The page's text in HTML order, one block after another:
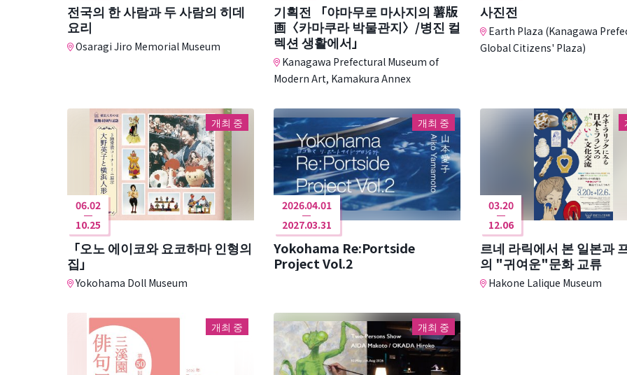
전국의 한 사람과 두 사람의 히데
요리
Osaragi Jiro Memorial Museum
기획전 「야마무로 마사지의 薯版
画〈카마쿠라 박물관지〉/병진 컬
렉션 생활에서」
Kanagawa Prefectural Museum of
Modern Art, Kamakura Annex
사진전
Earth Plaza (Kanagawa
Global Citizens' Plaza)
개최 중
06.02
10.25
「오노 에이코와 요코하마 인형의
집」
Yokohama Doll Museum
개최 중
2026.04.01
2027.03.31
Yokohama Re:Portside
Project Vol.2
03.20
12.06
르네 라릭에서 본 일본과
의 "귀여운"문화 교류
Hakone Lalique Museum
개최 중 개최 중